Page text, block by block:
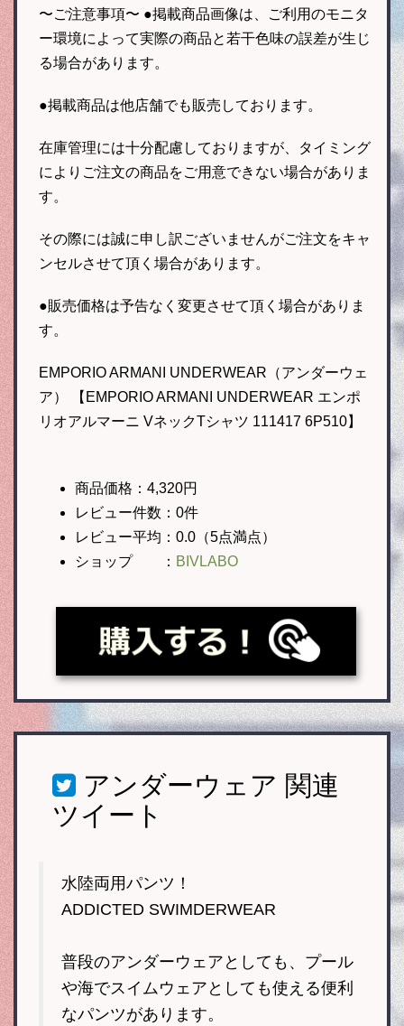
〜ご注意事項〜 ●掲載商品画像は、ご利用のモニタ
ー環境によって実際の商品と若干色味の誤差が生じ
る場合があります。
●掲載商品は他店舗でも販売しております。
在庫管理には十分配慮しておりますが、タイミング
によりご注文の商品をご用意できない場合がありま
す。
その際には誠に申し訳ございませんがご注文をキャ
ンセルさせて頂く場合があります。
●販売価格は予告なく変更させて頂く場合がありま
す。
EMPORIO ARMANI UNDERWEAR（アンダーウェ
ア） 【EMPORIO ARMANI UNDERWEAR エンポ
リオアルマーニ VネックTシャツ 111417 6P510】
商品価格：4,320円
レビュー件数：0件
レビュー平均：0.0（5点満点）
ショップ ： BIVLABO
アンダーウェア 関連
ツイート
水陸両用パンツ！
ADDICTED SWIMDERWEAR
普段のアンダーウェアとしても、プール
や海でスイムウェアとしても使える便利
なパンツがあります。